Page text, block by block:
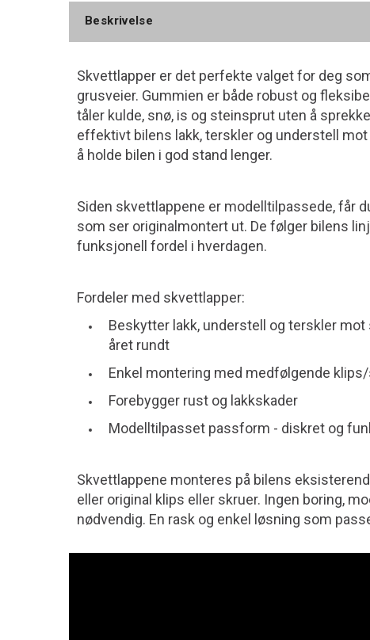
Beskrivelse
Skvettlapper er det perfekte valget for deg
grusveier. Gummien er både robust og
tåler kulde, snø, is og steinsprut uten å
effektivt bilens lakk, terskler og understell
å holde bilen i god stand lenger.
Siden skvettlappene er modelltilpassede, får
som ser originalmontert ut. De følger bilens
funksjonell fordel i hverdagen.
Fordeler med skvettlapper:
Beskytter lakk, understell og terskler
året rundt
Enkel montering med medfølgende
Forebygger rust og lakkskader
Modelltilpasset passform - diskret og
Skvettlappene monteres på bilens
eller original klips eller skruer. Ingen boring,
nødvendig. En rask og enkel løsning som